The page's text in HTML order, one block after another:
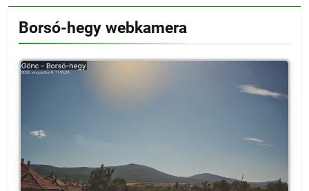
Borsó-hegy webkamera